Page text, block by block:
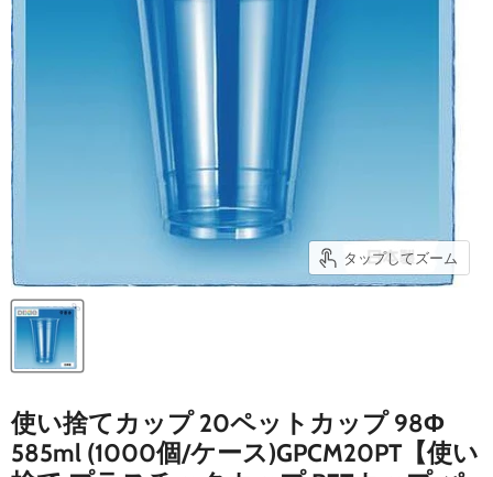
タップしてズーム
使い捨てカップ 20ペットカップ 98Φ
585ml (1000個/ケース)GPCM20PT【使い